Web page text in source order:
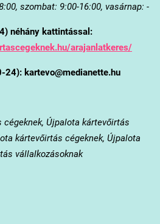
szombat: 9:00-16:00, vasárnap: -
néhány kattintással:
arajanlatkeres/
24): kartevo@medianette.hu
cégeknek, Újpalota kártevőirtás
kártevőirtás cégeknek, Újpalota
vállalkozásoknak